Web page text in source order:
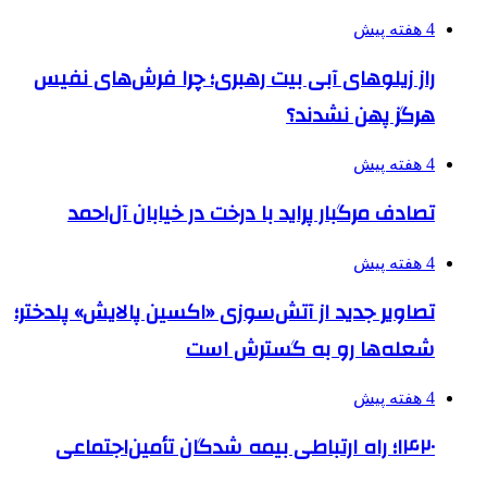
4 هفته پیش
راز زیلوهای آبی بیت رهبری؛ چرا فرش‌های نفیس
هرگز پهن نشدند؟
4 هفته پیش
تصادف مرگبار پراید با درخت در خیابان آل‌احمد
4 هفته پیش
تصاویر جدید از آتش‌سوزی «اکسین پالایش» پلدختر؛
شعله‌ها رو به گسترش است
4 هفته پیش
۱۴۲۰؛ راه ارتباطی بیمه شدگان تأمین‌اجتماعی